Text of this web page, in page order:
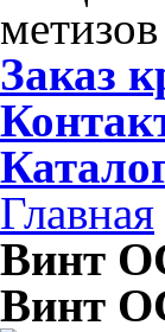
Заказ
Главная
Винт
Винт